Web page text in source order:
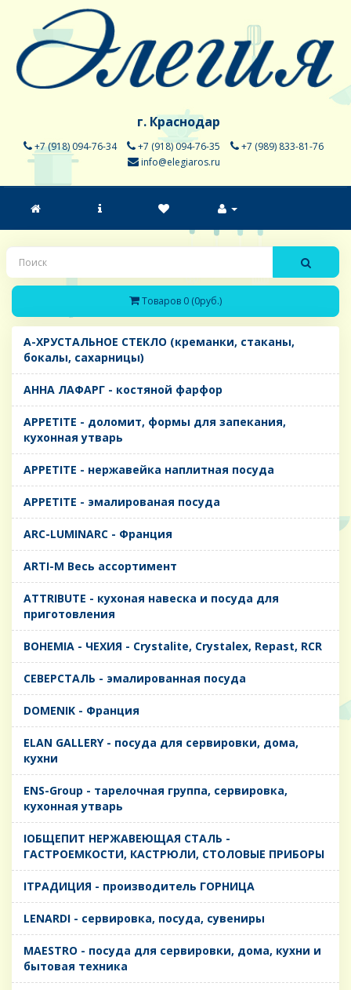
г. Краснодар
+7 (918) 094-76-34 +7 (918) 094-76-35
+7 (989) 833-81-76
info@elegiaros.ru
Товаров 0 (0руб.)
A-ХРУСТАЛЬНОЕ СТЕКЛО (креманки, стаканы,
бокалы, сахарницы)
AHHA ЛАФАРГ - костяной фарфор
APPETITE - доломит, формы для запекания,
кухонная утварь
APPETITE - нержавейка наплитная посуда
APPETITE - эмалированая посуда
ARC-LUMINARC - Франция
ARTI-M Весь ассортимент
ATTRIBUTE - кухоная навеска и посуда для
приготовления
BOHEMIA - ЧЕХИЯ - Crystalite, Crystalex, Repast, RCR
CЕВЕРСТАЛЬ - эмалированная посуда
DOMENIK - Франция
ELAN GALLERY - посуда для сервировки, дома,
кухни
ENS-Group - тарелочная группа, сервировка,
кухонная утварь
IОБЩЕПИТ НЕРЖАВЕЮЩАЯ СТАЛЬ -
ГАСТРОЕМКОСТИ, КАСТРЮЛИ, СТОЛОВЫЕ ПРИБОРЫ
IТРАДИЦИЯ - производитель ГОРНИЦА
LENARDI - сервировка, посуда, сувениры
MAESTRO - посуда для сервировки, дома, кухни и
бытовая техника